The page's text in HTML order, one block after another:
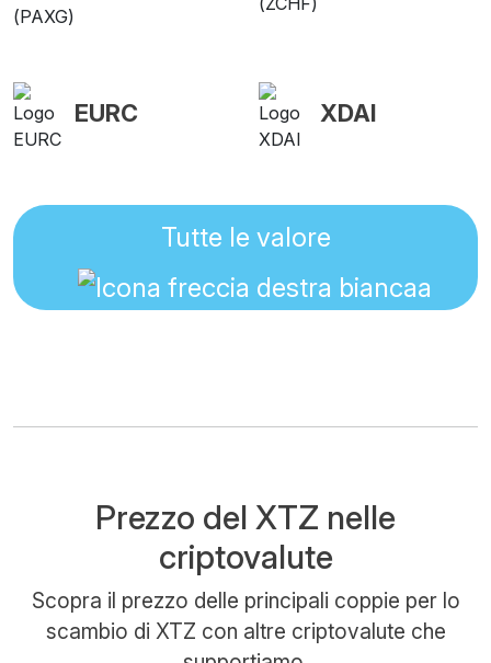
EURC XDAI
Tutte le valore
Prezzo del XTZ nelle
criptovalute
Scopra il prezzo delle principali coppie per lo
scambio di XTZ con altre criptovalute che